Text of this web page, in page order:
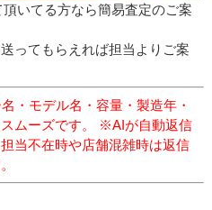
いてる方なら簡易査定のご案
ってもらえれば担当よりご案
・モデル名・容量・製造年・
ムーズです。
※AIが自動返信
当不在時や店舗混雑時は返信